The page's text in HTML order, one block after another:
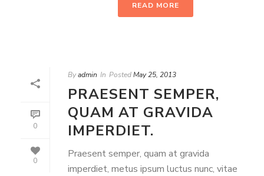
READ MORE
0
0
Byadmin In PostedMay 25, 2013
PRAESENT SEMPER,
QUAM AT GRAVIDA
IMPERDIET.
Praesent semper, quam at gravida
imperdiet, metus ipsum luctus nunc, vitae